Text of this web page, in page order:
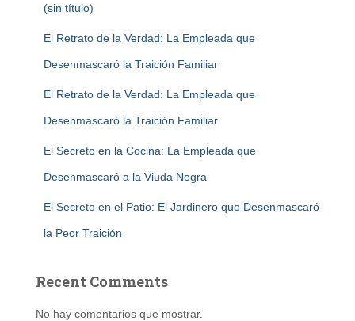
(sin título)
El Retrato de la Verdad: La Empleada que
Desenmascaró la Traición Familiar
El Retrato de la Verdad: La Empleada que
Desenmascaró la Traición Familiar
El Secreto en la Cocina: La Empleada que
Desenmascaró a la Viuda Negra
El Secreto en el Patio: El Jardinero que Desenmascaró
la Peor Traición
Recent Comments
No hay comentarios que mostrar.